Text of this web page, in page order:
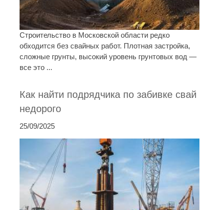
Строительство в Московской области редко
обходится без свайных работ. Плотная застройка,
сложные грунты, высокий уровень грунтовых вод —
все это ...
Как найти подрядчика по забивке свай
недорого
25/09/2025